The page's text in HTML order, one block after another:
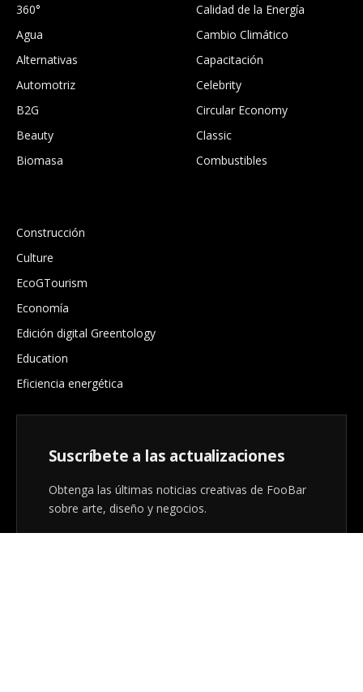
360°
Agua
Alternativas
Automotriz
B2G
Beauty
Biomasa
Calidad de la Energía
Cambio Climático
Capacitación
Celebrity
Circular Economy
Classic
Combustibles
Construcción
Culture
EcoGTourism
Economía
Edición digital Greentology
Education
Eficiencia energética
Suscríbete a las actualizaciones
Obtenga las últimas noticias creativas de FooBar
sobre arte, diseño y negocios.